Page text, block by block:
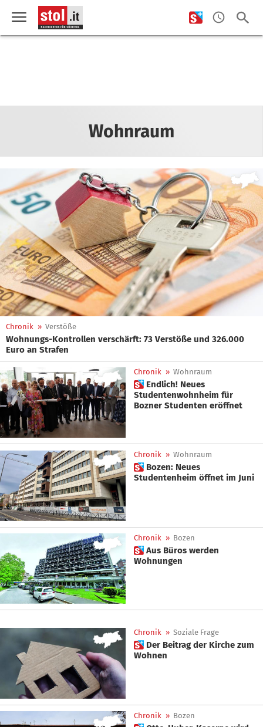
Wohnraum
Chronik » Verstöße
Wohnungs-Kontrollen verschärft: 73 Verstöße und 326.000
Euro an Strafen
Chronik » Wohnraum
 Endlich! Neues
Studentenwohnheim für
Bozner Studenten eröffnet
Chronik » Wohnraum
 Bozen: Neues
Studentenheim öffnet im Juni
Chronik » Bozen
 Aus Büros werden
Wohnungen
Chronik » Soziale Frage
 Der Beitrag der Kirche zum
Wohnen
Chronik » Bozen